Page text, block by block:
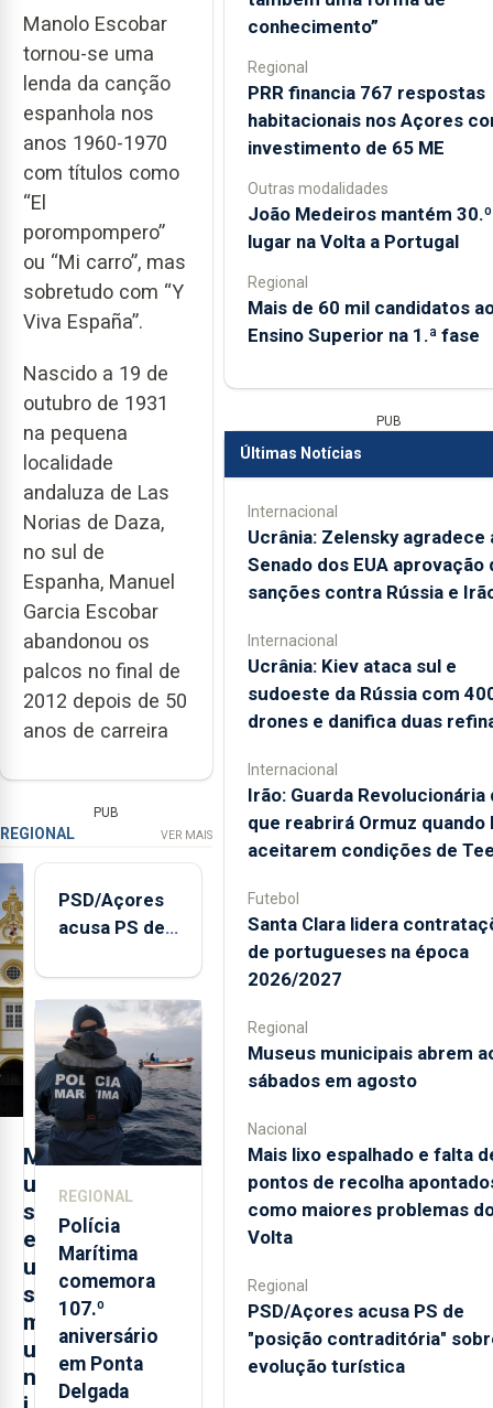
Manolo Escobar
tornou-se uma
lenda da canção
espanhola nos
anos 1960-1970
com títulos como
“El
porompompero”
ou “Mi carro”, mas
sobretudo com “Y
Viva España”.
Nascido a 19 de
outubro de 1931
na pequena
localidade
andaluza de Las
Norias de Daza,
no sul de
Espanha, Manuel
Garcia Escobar
abandonou os
palcos no final de
2012 depois de 50
anos de carreira
PUB
REGIONAL VER MAIS
M
u
s
e
u
s
m
u
n
PSD/Açores
acusa PS de
contraditória"
sobre
evolução
turística
REGIONAL
Polícia
Marítima
comemora
107.º
aniversário
em Ponta
Delgada
conhecimento”
Regional
PRR financia 767 respostas
habitacionais nos Açores
investimento de 65 ME
Outras modalidades
João Medeiros mantém 30.º
lugar na Volta a Portugal
Regional
Mais de 60 mil candidatos
Ensino Superior na 1.ª fase
PUB
Últimas Notícias
Internacional
Ucrânia: Zelensky agradece
Senado dos EUA aprovação
sanções contra Rússia e
Internacional
Ucrânia: Kiev ataca sul e
sudoeste da Rússia com
drones e danifica duas
Internacional
Irão: Guarda Revolucionária
que reabrirá Ormuz quando
aceitarem condições de
Futebol
Santa Clara lidera
de portugueses na época
2026/2027
Regional
Museus municipais abrem
sábados em agosto
Nacional
Mais lixo espalhado e falta
pontos de recolha
como maiores problemas
Volta
Regional
PSD/Açores acusa PS de
"posição contraditória"
evolução turística